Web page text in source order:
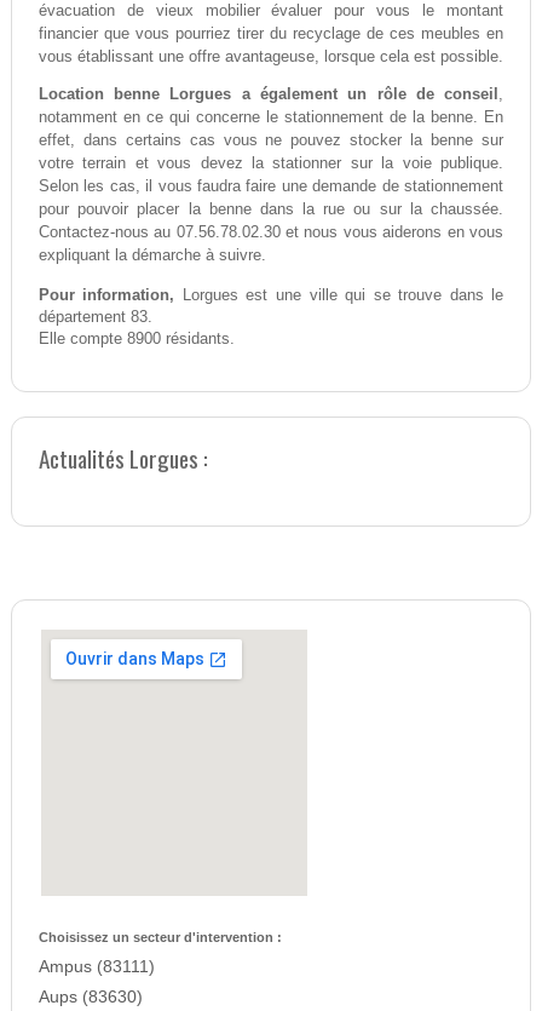
évacuation de vieux mobilier évaluer pour vous le montant
financier que vous pourriez tirer du recyclage de ces meubles en
vous établissant une offre avantageuse, lorsque cela est possible.
Location benne Lorgues a également un rôle de conseil ,
notamment en ce qui concerne le stationnement de la benne. En
effet, dans certains cas vous ne pouvez stocker la benne sur
votre terrain et vous devez la stationner sur la voie publique.
Selon les cas, il vous faudra faire une demande de stationnement
pour pouvoir placer la benne dans la rue ou sur la chaussée.
Contactez-nous au 07.56.78.02.30 et nous vous aiderons en vous
expliquant la démarche à suivre.
Pour information,
Lorgues est une ville qui se trouve dans le
département 83.
Elle compte 8900 résidants.
Actualités Lorgues :
Choisissez un secteur d'intervention :
Ampus (83111)
Aups (83630)